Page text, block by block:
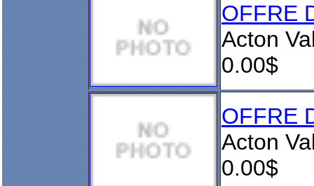
OFFRE
Acton
0.00$
OFFRE
Acton
0.00$